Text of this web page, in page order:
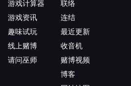
游戏计算器
游戏资讯
趣味试玩
线上赌博
请问巫师
联络
连结
最近更新
收音机
赌博视频
博客